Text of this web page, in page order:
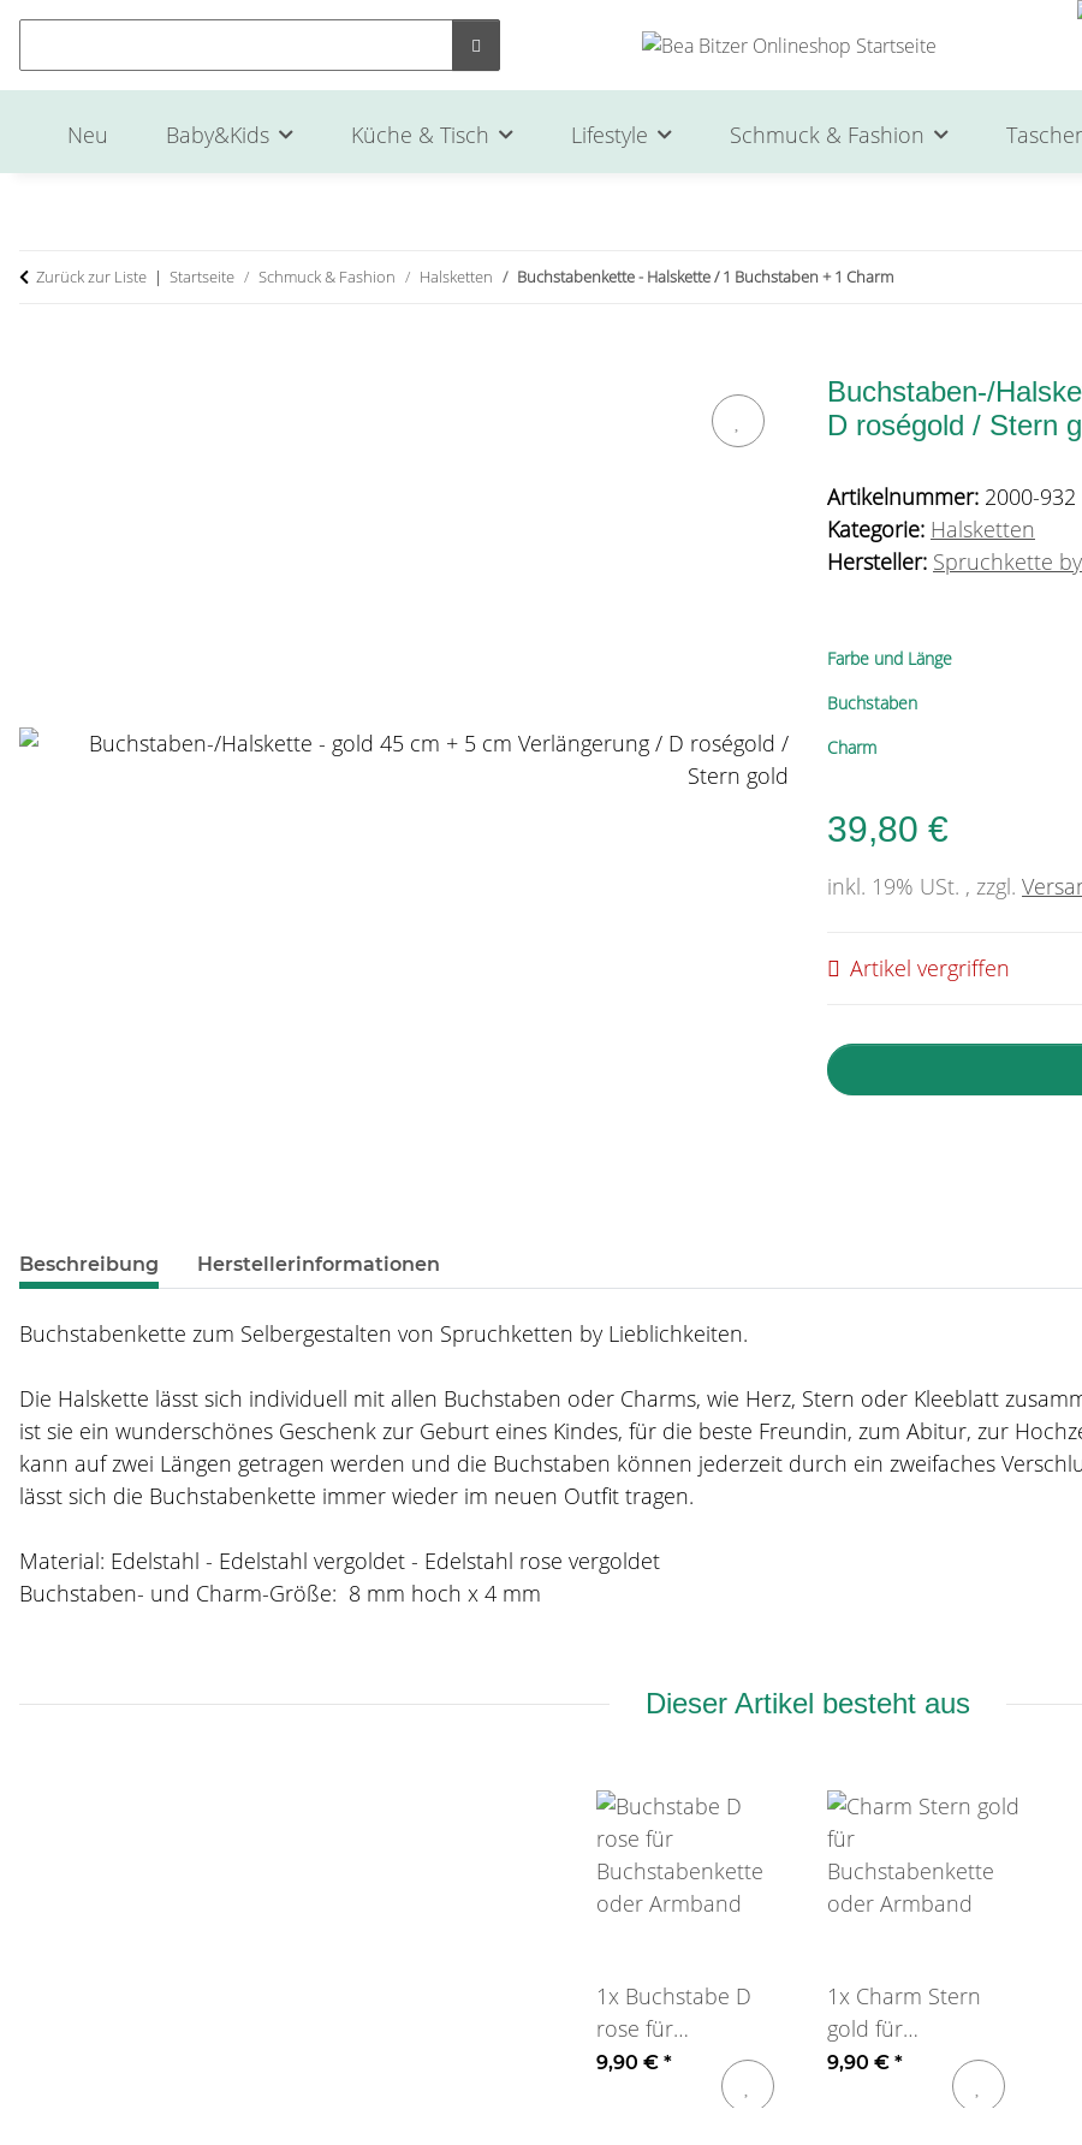
Neu Baby&Kids Küche & Tisch Lifestyle Schmuck & Fashion
Zurück zur Liste Startseite Schmuck & Fashion Halsketten Buchstabenkette - Halskette / 1 Buchstaben + 1 Charm
Buchstaben-/
D roségold / Stern
Artikelnummer: 2000-932
Kategorie: Halsketten
Hersteller: Spruchkette
Farbe und Länge
Buchstaben
Charm
39,80 €
inkl. 19% USt. , zzgl.
Artikel vergriffen
weitere Registerkarten anzeigen
Beschreibung Herstellerinformationen
Buchstabenkette zum Selbergestalten von Spruchketten by Lieblichkeiten.
Die Halskette lässt sich individuell mit allen Buchstaben oder Charms, wie Herz, Stern oder Kleeblatt
ist sie ein wunderschönes Geschenk zur Geburt eines Kindes, für die beste Freundin, zum Abitur, zur
kann auf zwei Längen getragen werden und die Buchstaben können jederzeit durch ein zweifaches
lässt sich die Buchstabenkette immer wieder im neuen Outfit tragen.
Material: Edelstahl - Edelstahl vergoldet - Edelstahl rose vergoldet
Buchstaben- und Charm-Größe: 8 mm hoch x 4 mm
Dieser Artikel besteht aus
1x Buchstabe D
rose für
Buchstabenkette
oder Armband
9,90 € *
1x Charm Stern
gold für
Buchstabenkette
oder Armband
9,90 € *